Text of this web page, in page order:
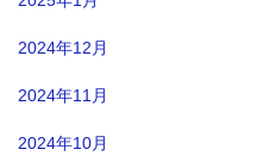
2024年12月
2024年11月
2024年10月